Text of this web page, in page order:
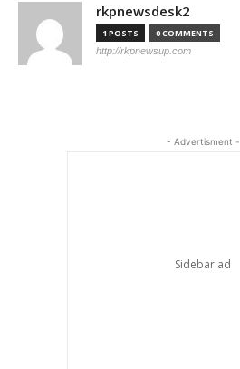
rkpnewsdesk2
1 POSTS 0 COMMENTS
http://rkpnewsup.com
- Advertisment -